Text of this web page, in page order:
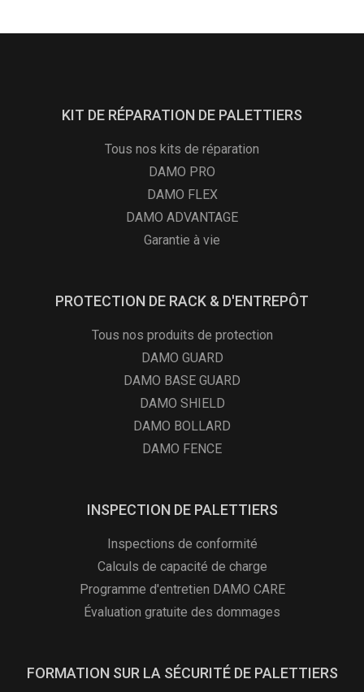
KIT DE RÉPARATION DE PALETTIERS
Tous nos kits de réparation
DAMO PRO
DAMO FLEX
DAMO ADVANTAGE
Garantie à vie
PROTECTION DE RACK & D'ENTREPÔT
Tous nos produits de protection
DAMO GUARD
DAMO BASE GUARD
DAMO SHIELD
DAMO BOLLARD
DAMO FENCE
INSPECTION DE PALETTIERS
Inspections de conformité
Calculs de capacité de charge
Programme d'entretien DAMO CARE
Évaluation gratuite des dommages
FORMATION SUR LA SÉCURITÉ DE PALETTIERS